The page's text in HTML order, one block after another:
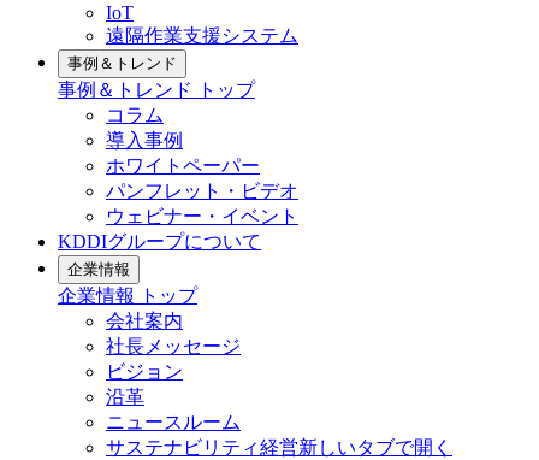
IoT
遠隔作業支援システム
事例＆トレンド
事例＆トレンド
トップ
コラム
導入事例
ホワイトペーパー
パンフレット・ビデオ
ウェビナー・イベント
KDDIグループについて
企業情報
企業情報
トップ
会社案内
社長メッセージ
ビジョン
沿革
ニュースルーム
サステナビリティ経営新しいタブで開く